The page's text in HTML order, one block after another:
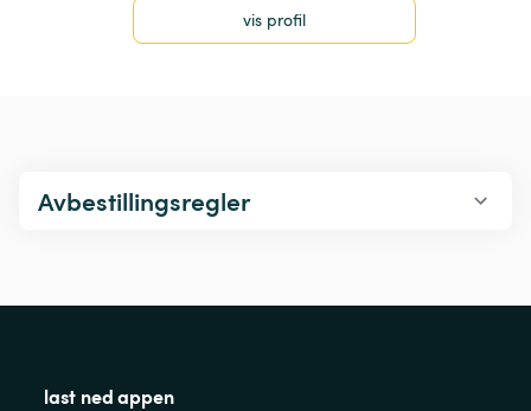
vis profil
Avbestillingsregler
last ned appen